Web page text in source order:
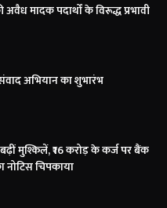
मादक पदार्थों के विरूद्ध प्रभावी
अभियान का शुभारंभ
मुश्किलें, ₹16 करोड़ के कर्ज पर बैंक
नोटिस चिपकाया